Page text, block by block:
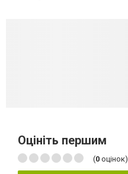
Оцініть першим
(0 оцінок)